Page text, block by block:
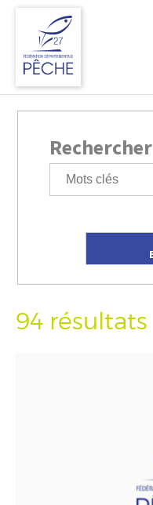
Rechercher
94 résultats